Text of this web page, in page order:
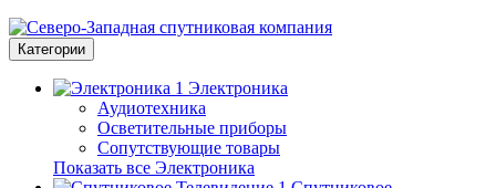
Категории
Электроника
Аудиотехника
Осветительные приборы
Сопутствующие товары
Показать все Электроника